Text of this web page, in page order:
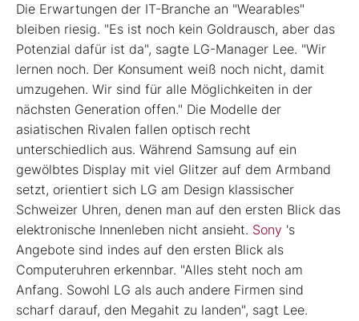
Die Erwartungen der IT-Branche an "Wearables"
bleiben riesig. "Es ist noch kein Goldrausch, aber das
Potenzial dafür ist da", sagte LG-Manager Lee. "Wir
lernen noch. Der Konsument weiß noch nicht, damit
umzugehen. Wir sind für alle Möglichkeiten in der
nächsten Generation offen." Die Modelle der
asiatischen Rivalen fallen optisch recht
unterschiedlich aus. Während Samsung auf ein
gewölbtes Display mit viel Glitzer auf dem Armband
setzt, orientiert sich LG am Design klassischer
Schweizer Uhren, denen man auf den ersten Blick das
elektronische Innenleben nicht ansieht. Sony 's
Angebote sind indes auf den ersten Blick als
Computeruhren erkennbar. "Alles steht noch am
Anfang. Sowohl LG als auch andere Firmen sind
scharf darauf, den Megahit zu landen", sagt Lee.